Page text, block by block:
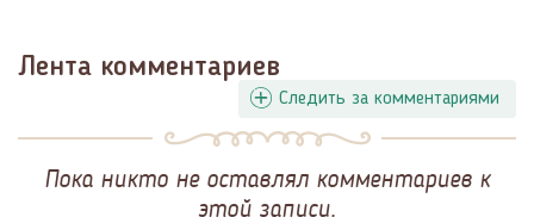
Лента комментариев
Следить за комментариями
Пока никто не оставлял комментариев к
этой записи.